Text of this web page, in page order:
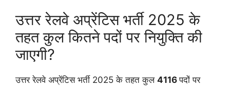
उत्तर रेलवे अप्रेंटिस भर्ती 2025 के
तहत कुल कितने पदों पर नियुक्ति की
जाएगी?
उत्तर रेलवे अप्रेंटिस भर्ती 2025 के तहत कुल 4116पदों पर